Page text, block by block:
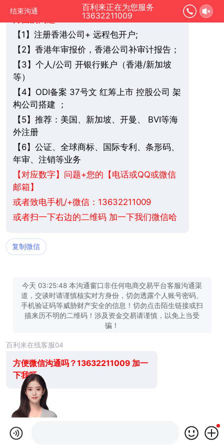
结束沟通
百利来正在为您服务
13632211009
您好，我是在线人工客服，您是想要了解哪
【 1】注册香港公司+ 远程包开户;
【 2】香港年审报价，香港公司补审计报告；
【 3】个人/公司 开银行账户（香港/新加坡
等）
【 4】ODI备案 37号文 红筹上市 控股公司 架
构公司搭建 ；
【 5】推荐：美国、新加坡、 开曼、 BVI等海
外注册
【 6】公证、全球商标、国际专利、条形码、
年审、注销等业务
【对应数字】问题+您的【电话或QQ或微信
邮箱】
或者致电手机/+微信：13632211009
或者扫一下右边的二维码 加一下我们微信哈
复制微信
今天 03:25:48 本沟通窗口非任何电商交易平台客服沟通渠
道，交谈时请谨慎核实对方身份，切勿透露个人账号密码、
手机验证码等威胁财产安全的信息！切勿点击陌生链接或扫
描来历不明的二维码！涉及资金交易请谨慎，以免上当受
骗！
百利来在线客服04
方便微信沟通吗？13632211009 加一
下我呀